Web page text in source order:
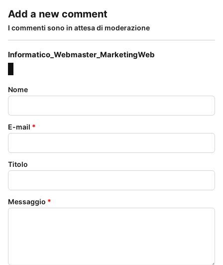
Add a new comment
I commenti sono in attesa di moderazione
Informatico_Webmaster_MarketingWeb
Nome
E-mail *
Titolo
Messaggio *